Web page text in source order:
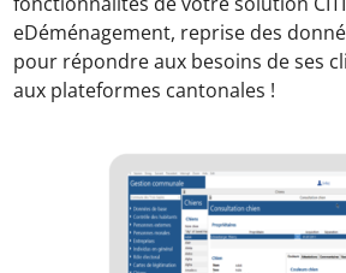
eDéménagement, reprise des
pour répondre aux besoins de ses
aux plateformes cantonales !